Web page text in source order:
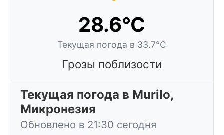
28.6°C
Текущая погода в 33.7°C
Грозы поблизости
Текущая погода в Murilo,
Микронезия
Обновлено в 21:30 сегодня